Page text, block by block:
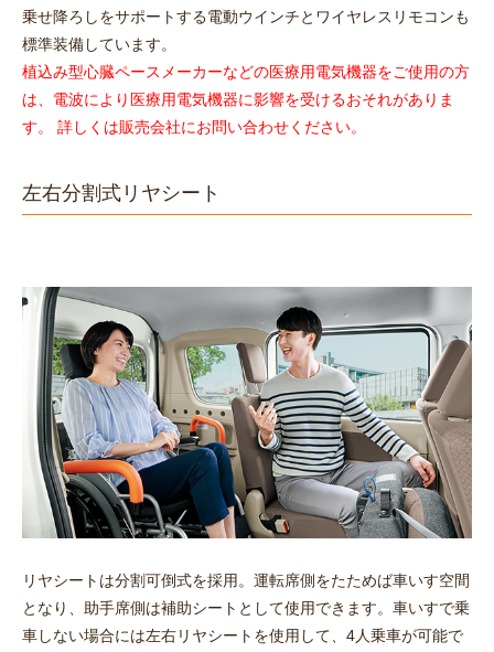
乗せ降ろしをサポートする電動ウインチとワイヤレスリモコンも
標準装備しています。
植込み型心臓ペースメーカーなどの医療用電気機器をご使用の方
は、電波により医療用電気機器に影響を受けるおそれがありま
す。 詳しくは販売会社にお問い合わせください。
左右分割式リヤシート
リヤシートは分割可倒式を採用。運転席側をたためば車いす空間
となり、助手席側は補助シートとして使用できます。車いすで乗
車しない場合には左右リヤシートを使用して、4人乗車が可能で